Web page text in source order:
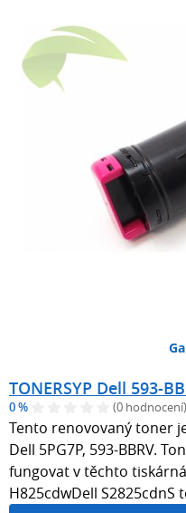
TONERSYP Dell 593-
0 % (0 hodnocení)
Tento renovovaný toner
Dell 5PG7P, 593-BBRV.
fungovat v těchto
H825cdwDell S2825cdnS